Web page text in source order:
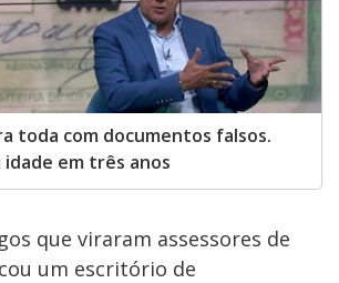
toda com documentos falsos.
idade em três anos
que viraram assessores de
um escritório de